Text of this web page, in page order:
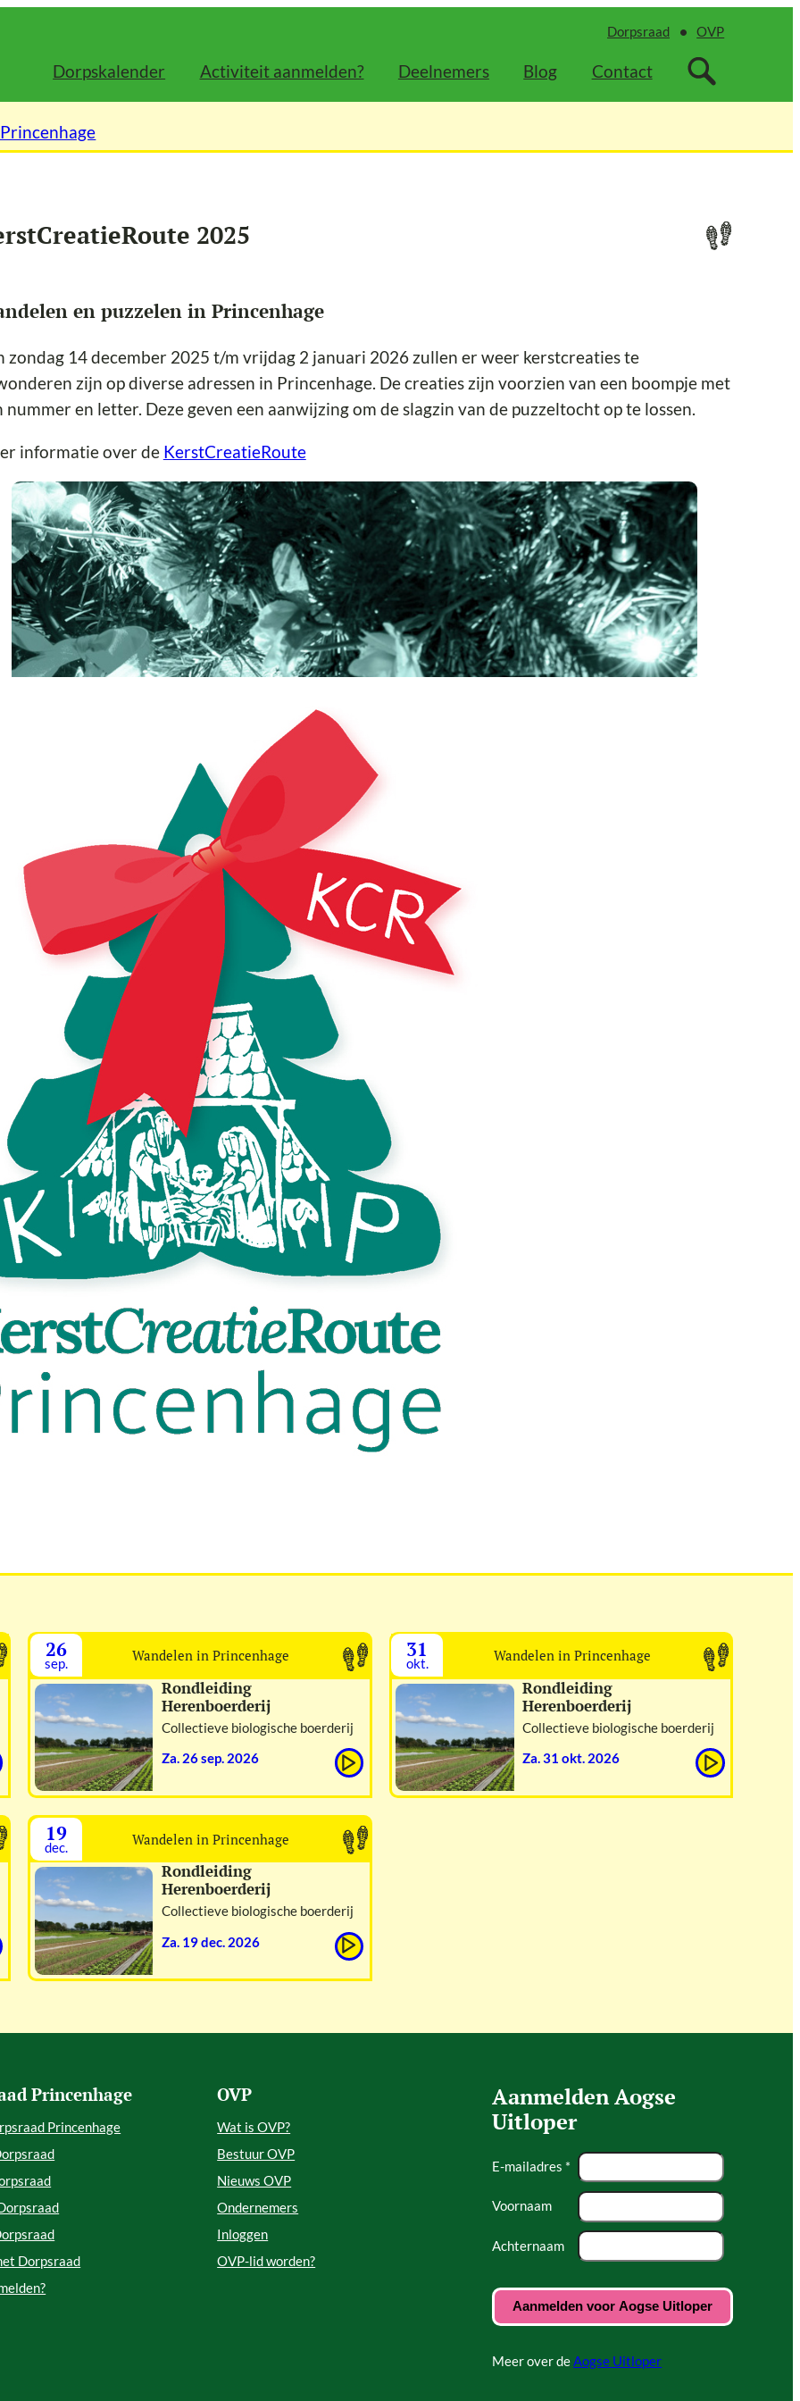
Dorpsraad OVP
Dorpskalender Activiteit aanmelden? Deelnemers Blog Contact
2025
en puzzelen in Princenhage
zondag 14 december 2025 t/m vrijdag 2 januari 2026 zullen er weer kerstcreaties te
zijn op diverse adressen in Princenhage. De creaties zijn voorzien van een boompje met
nummer en letter. Deze geven een aanwijzing om de slagzin van de puzzeltocht op te lossen.
informatie over de KerstCreatieRoute
26
sep. Wandelen in Princenhage
Rondleiding
Herenboerderij
Collectieve biologische boerderij
za. 26 sep. 2026
31
okt. Wandelen in Princenhage
Rondleiding
Herenboerderij
Collectieve biologische boerderij
za. 31 okt. 2026
19
dec. Wandelen in Princenhage
Rondleiding
Herenboerderij
Collectieve biologische boerderij
za. 19 dec. 2026
Princenhage
Princenhage
Dorpsraad
OVP
Wat is OVP?
Bestuur OVP
Nieuws OVP
Ondernemers
Inloggen
OVP-lid worden?
Aanmelden Aogse
Uitloper
E-mailadres *
Voornaam
Achternaam
Meer over deAogse Uitloper